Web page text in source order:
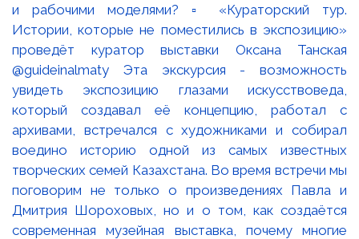
и рабочими моделями? ▫️ «Кураторский тур.
Истории, которые не поместились в экспозицию»
проведёт куратор выставки Оксана Танская
@guideinalmaty Эта экскурсия - возможность
увидеть экспозицию глазами искусствоведа,
который создавал её концепцию, работал с
архивами, встречался с художниками и собирал
воедино историю одной из самых известных
творческих семей Казахстана. Во время встречи мы
поговорим не только о произведениях Павла и
Дмитрия Шороховых, но и о том, как создаётся
современная музейная выставка, почему многие